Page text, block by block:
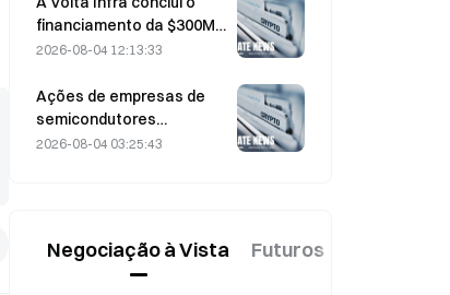
comparativos mais
recentes
financiamento da $300M
Série A, com uma
milhões de dólares,
liderado pela a16z e pela
Altimeter
2026-08-04 12:13:33
Ações de empresas de
semicondutores
recuperam após a onda
Western Digital e da
SanDisk em foco
2026-08-04 03:25:43
Negociação à Vista Futuros